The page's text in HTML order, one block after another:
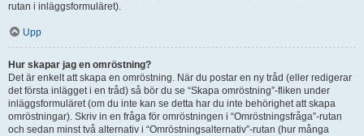
rutan i inläggsformuläret).
Upp
Hur skapar jag en omröstning?
Det är enkelt att skapa en omröstning. När du postar en ny tråd (eller redigerar
det första inlägget i en tråd) så bör du se “Skapa omröstning”-fliken under
inläggsformuläret (om du inte kan se detta har du inte behörighet att skapa
omröstningar). Skriv in en fråga för omröstningen i “Omröstningsfråga”-rutan
och sedan minst två alternativ i “Omröstningsalternativ”-rutan (hur många